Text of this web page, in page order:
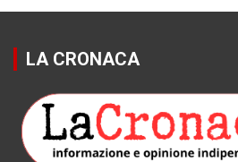
LA CRONACA